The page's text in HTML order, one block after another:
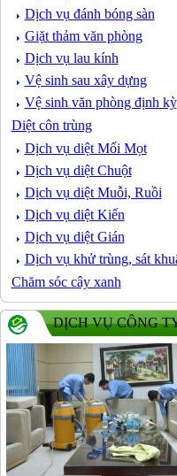
Dịch vụ đánh bóng sàn
Giặt thảm văn phòng
Dịch vụ lau kính
Vệ sinh sau xây dựng
Vệ sinh văn phòng định kỳ
Diệt côn trùng
Dịch vụ diệt Mối Mọt
Dịch vụ diệt Chuột
Dịch vụ diệt Muỗi, Ruồi
Dịch vụ diệt Kiến
Dịch vụ diệt Gián
Dịch vụ khử trùng, sát
Chăm sóc cây xanh
DỊCH VỤ CÔNG